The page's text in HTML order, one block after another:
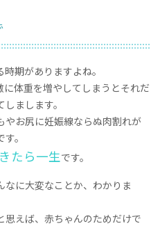
期がありますよね。
体重を増やしてしまうとそれだ
まします。
やお尻に妊娠線ならぬ肉割れが
。
たら一生です。
に大変なことか、わかりま
思えば、赤ちゃんのためだけで